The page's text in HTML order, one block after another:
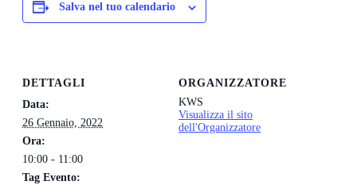
Salva nel tuo calendario
DETTAGLI
Data:
26 Gennaio, 2022
Ora:
10:00 - 11:00
Tag Evento:
ORGANIZZATORE
KWS
Visualizza il sito
dell'Organizzatore